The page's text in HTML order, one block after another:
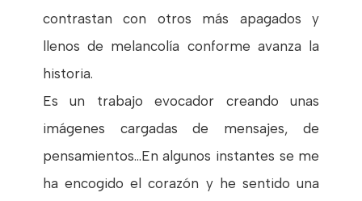
contrastan con otros más apagados y
llenos de melancolía conforme avanza la
historia.
Es un trabajo evocador creando unas
imágenes cargadas de mensajes, de
pensamientos...En algunos instantes se me
ha encogido el corazón y he sentido una